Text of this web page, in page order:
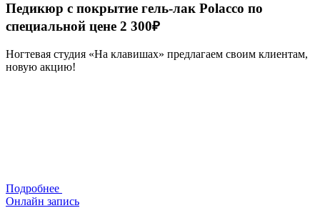
Педикюр с покрытие гель-лак Polacco по
специальной цене 2 300₽
Ногтевая студия «На клавишах» предлагаем своим клиентам,
новую акцию!
Подробнее
Онлайн запись